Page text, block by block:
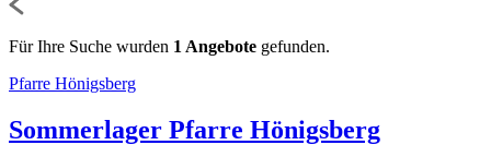
Für Ihre Suche wurden 1 Angebote gefunden.
Pfarre Hönigs­berg
Som­mer­la­ger Pfarre Hönigsberg